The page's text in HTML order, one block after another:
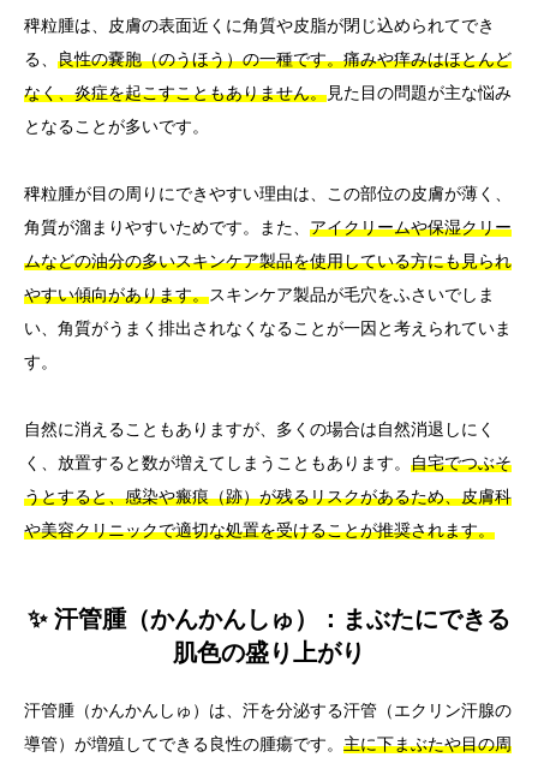
稗粒腫は、皮膚の表面近くに角質や皮脂が閉じ込められてでき
る、 良性の嚢胞（のうほう）の一種です。痛みや痒みはほとんど
なく、炎症を起こすこともありません。見た目の問題が主な悩み
となることが多いです。
稗粒腫が目の周りにできやすい理由は、この部位の皮膚が薄く、
角質が溜まりやすいためです。また、 アイクリームや保湿クリー
ムなどの油分の多いスキンケア製品を使用している方にも見られ
やすい傾向があります。スキンケア製品が毛穴をふさいでしま
い、角質がうまく排出されなくなることが一因と考えられていま
す。
自然に消えることもありますが、多くの場合は自然消退しにく
く、放置すると数が増えてしまうこともあります。 自宅でつぶそ
うとすると、感染や瘢痕（跡）が残るリスクがあるため、皮膚科
や美容クリニックで適切な処置を受けることが推奨されます。
✨ 汗管腫（かんかんしゅ）：まぶたにできる
肌色の盛り上がり
汗管腫（かんかんしゅ）は、汗を分泌する汗管（エクリン汗腺の
導管）が増殖してできる良性の腫瘍です。 主に下まぶたや目の周